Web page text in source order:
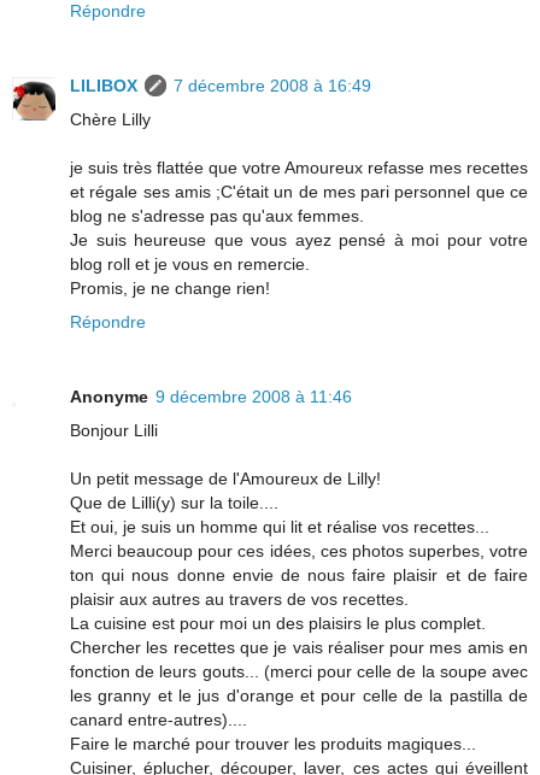
Répondre
LILIBOX
7 décembre 2008 à 16:49
Chère Lilly
je suis très flattée que votre Amoureux refasse mes recettes
et régale ses amis ;C'était un de mes pari personnel que ce
blog ne s'adresse pas qu'aux femmes.
Je suis heureuse que vous ayez pensé à moi pour votre
blog roll et je vous en remercie.
Promis, je ne change rien!
Répondre
Anonyme 9 décembre 2008 à 11:46
Bonjour Lilli
Un petit message de l'Amoureux de Lilly!
Que de Lilli(y) sur la toile....
Et oui, je suis un homme qui lit et réalise vos recettes...
Merci beaucoup pour ces idées, ces photos superbes, votre
ton qui nous donne envie de nous faire plaisir et de faire
plaisir aux autres au travers de vos recettes.
La cuisine est pour moi un des plaisirs le plus complet.
Chercher les recettes que je vais réaliser pour mes amis en
fonction de leurs gouts... (merci pour celle de la soupe avec
les granny et le jus d'orange et pour celle de la pastilla de
canard entre-autres)....
Faire le marché pour trouver les produits magiques...
Cuisiner, éplucher, découper, laver, ces actes qui éveillent